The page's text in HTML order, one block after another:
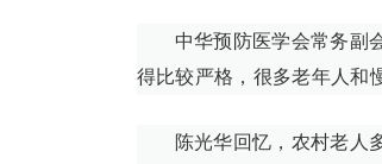
中华预防医学会常务副
得比较严格，很多老年人和
陈光华回忆，农村老人